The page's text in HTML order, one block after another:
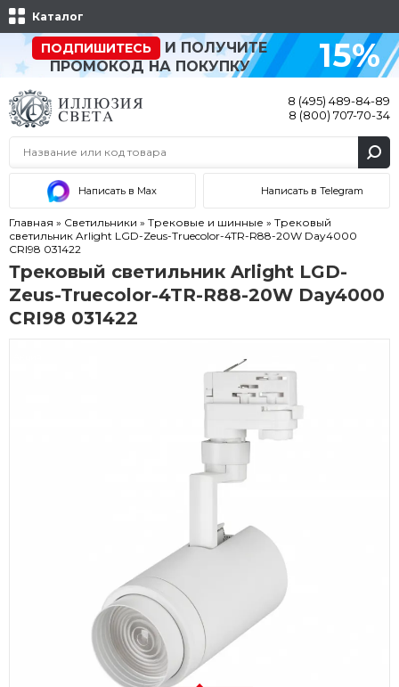
Каталог
ПОДПИШИТЕСЬ
И ПОЛУЧИТЕ
ПРОМОКОД НА ПОКУПКУ
15%
8 (495) 489-84-89
8 (800) 707-70-34
Написать в Max Написать в Telegram
Главная » Светильники » Трековые и шинные » Трековый
светильник Arlight LGD-Zeus-Truecolor-4TR-R88-20W Day4000
CRI98 031422
Трековый светильник Arlight LGD-
Zeus-Truecolor-4TR-R88-20W Day4000
CRI98 031422